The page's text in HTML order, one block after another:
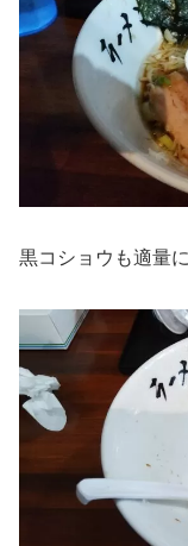
黒コショウも適量